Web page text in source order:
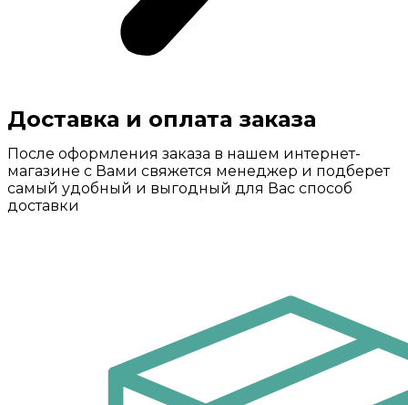
Доставка и оплата заказа
После оформления заказа в нашем интернет-
магазине с Вами свяжется менеджер и подберет
самый удобный и выгодный для Вас способ
доставки